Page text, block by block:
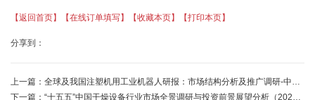
【返回首页】 【在线订单填写】 【收藏本页】 【打印本页】
分享到：
上一篇： 全球及我国注塑机用工业机器人研报：市场结构分析及推广调研-中金企信发布
下一篇： “十五五”中国干燥设备行业市场全景调研与投资前景展望分析（2025）-中金企信发布